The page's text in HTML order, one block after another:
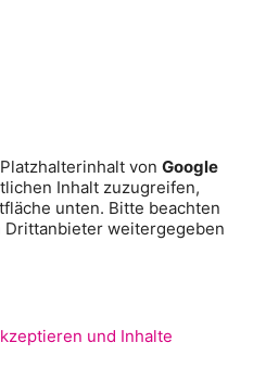
von Google
Inhalt zuzugreifen,
unten. Bitte beachten
Drittanbieter weitergegeben
und Inhalte